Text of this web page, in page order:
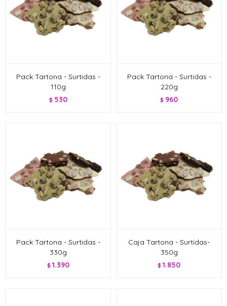
Pack Tartona - Surtidas -
110g
$ 530
Pack Tartona - Surtidas -
220g
$ 960
Pack Tartona - Surtidas -
330g
$ 1.390
Caja Tartona - Surtidas-
350g
$ 1.850